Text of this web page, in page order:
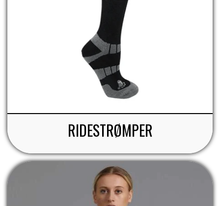
RIDESTRØMPER